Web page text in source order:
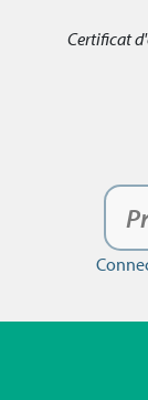
Certificat